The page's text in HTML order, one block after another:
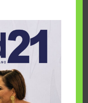
cumplen
Make-A-Wish